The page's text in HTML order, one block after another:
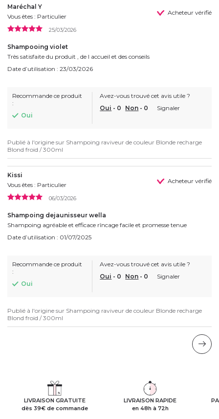
Maréchal Y
Vous êtes : Particulier
Acheteur vérifié
25/03/2026
Shampooing violet
Très satisfaite du produit , de l accueil et des conseils
Date d’utilisation : 23/03/2026
Recommande ce produit
:
Oui
Avez-vous trouvé cet avis utile ?
Oui - 0 Non - 0 Signaler
Publié à l'origine sur Shampoing raviveur de couleur Blonde recharge
Blond froid / 300ml
Kissi
Vous êtes : Particulier
Acheteur vérifié
06/03/2026
Shampoing dejaunisseur wella
Shampoing agréable et efficace rîncage facile et promesse tenue
Date d’utilisation : 01/07/2025
Recommande ce produit
:
Oui
Avez-vous trouvé cet avis utile ?
Oui - 0 Non - 0 Signaler
Publié à l'origine sur Shampoing raviveur de couleur Blonde recharge
Blond froid / 300ml
LIVRAISON GRATUITE
dès 39€ de commande
LIVRAISON RAPIDE
en 48h à 72h